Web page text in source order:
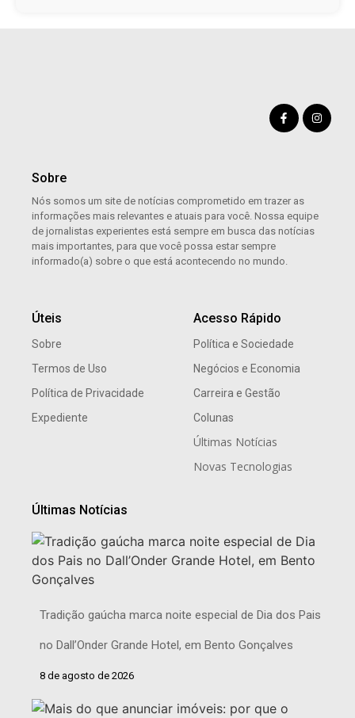
Sobre
Nós somos um site de notícias comprometido em trazer as
informações mais relevantes e atuais para você. Nossa equipe
de jornalistas experientes está sempre em busca das notícias
mais importantes, para que você possa estar sempre
informado(a) sobre o que está acontecendo no mundo.
Úteis
Sobre
Termos de Uso
Política de Privacidade
Expediente
Acesso Rápido
Política e Sociedade
Negócios e Economia
Carreira e Gestão
Colunas
Últimas Notícias
Novas Tecnologias
Últimas Notícias
Tradição gaúcha marca noite especial de Dia dos Pais
no Dall’Onder Grande Hotel, em Bento Gonçalves
8 de agosto de 2026